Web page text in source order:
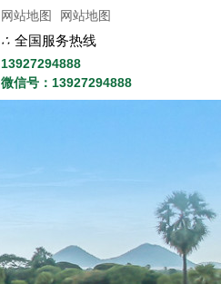
网站地图 网站地图
∴ 全国服务热线
13927294888
微信号：13927294888